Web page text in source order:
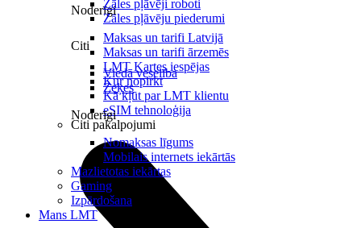
Noderīgi
Maksas un tarifi Latvijā
Maksas un tarifi ārzemēs
LMT Kartes iespējas
Kur nopirkt
Kā kļūt par LMT klientu
eSIM tehnoloģija
Citi pakalpojumi
Zāles pļāvēji roboti
Zāles pļāvēju piederumi
Citi
Viedā veselība
Zeķes
Noderīgi
Nomaksas līgums
Mobilais internets iekārtās
Mazlietotas iekārtas
Gaming
Izpārdošana
Mans LMT